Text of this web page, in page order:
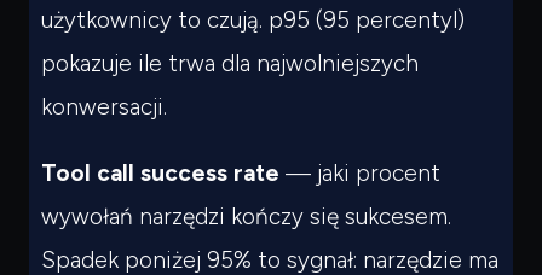
użytkownicy to czują. p95 (95 percentyl)
pokazuje ile trwa dla najwolniejszych
konwersacji.
Tool call success rate — jaki procent
wywołań narzędzi kończy się sukcesem.
Spadek poniżej 95% to sygnał: narzędzie ma